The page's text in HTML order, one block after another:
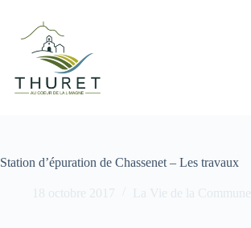
contenu
Station d’épuration de Chassenet – Les travaux
18 octobre 2017 La Vie de la Commune